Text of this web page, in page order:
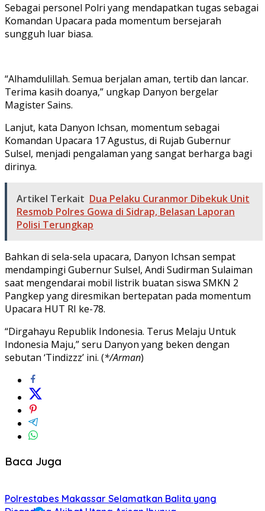
Sebagai personel Polri yang mendapatkan tugas sebagai
Komandan Upacara pada momentum bersejarah
sungguh luar biasa.
“Alhamdulillah. Semua berjalan aman, tertib dan lancar.
Terima kasih doanya,” ungkap Danyon bergelar
Magister Sains.
Lanjut, kata Danyon Ichsan, momentum sebagai
Komandan Upacara 17 Agustus, di Rujab Gubernur
Sulsel, menjadi pengalaman yang sangat berharga bagi
dirinya.
Artikel Terkait Dua Pelaku Curanmor Dibekuk Unit
Resmob Polres Gowa di Sidrap, Belasan Laporan
Polisi Terungkap
Bahkan di sela-sela upacara, Danyon Ichsan sempat
mendampingi Gubernur Sulsel, Andi Sudirman Sulaiman
saat mengendarai mobil listrik buatan siswa SMKN 2
Pangkep yang diresmikan bertepatan pada momentum
Upacara HUT RI ke-78.
“Dirgahayu Republik Indonesia. Terus Melaju Untuk
Indonesia Maju,” seru Danyon yang beken dengan
sebutan ‘Tindizzz’ ini. (*/Arman)
Baca Juga
Polrestabes Makassar Selamatkan Balita yang